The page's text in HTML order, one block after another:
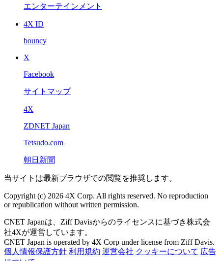
エンターテインメント
4X ID
bouncy
X
Facebook
サイトマップ
4X
ZDNET Japan
Tetsudo.com
朝日新聞
当サイトは最新ブラウザでの閲覧を推奨します。
Copyright (c) 2026 4X Corp. All rights reserved. No reproduction
or republication without written permission.
CNET Japanは、Ziff Davisからのライセンスに基づき株式会
社4Xが運営しています。
CNET Japan is operated by 4X Corp under license from Ziff Davis.
個人情報保護方針 利用規約 運営会社 クッキーについて 広告